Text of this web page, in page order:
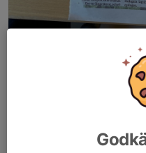
Minnersvärd händelse då
Spelet avgjordes på
motståndare var Färila BTK.